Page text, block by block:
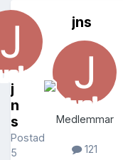
j
n
s
Postad
5
jns
Medlemmar
121